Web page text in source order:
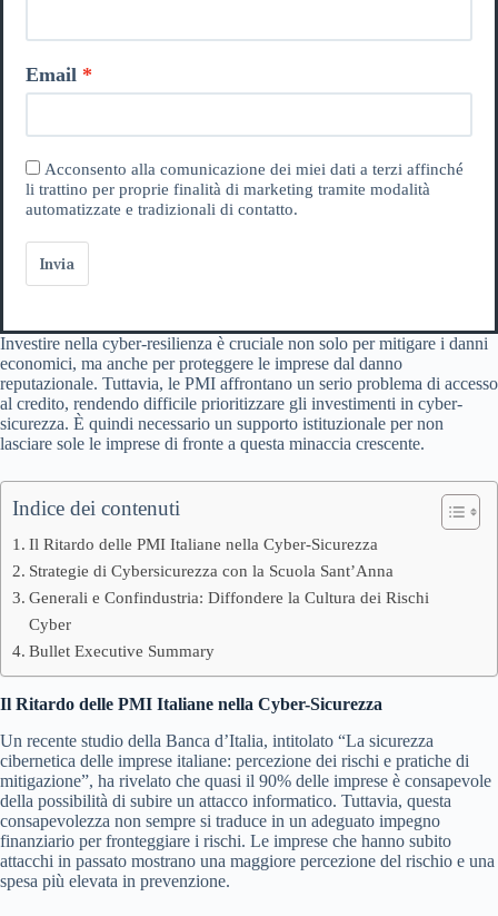
Email
Acconsento alla comunicazione dei miei dati a terzi affinché
li trattino per proprie finalità di marketing tramite modalità
automatizzate e tradizionali di contatto.
Invia
Investire nella cyber-resilienza è cruciale non solo per mitigare i danni
economici, ma anche per proteggere le imprese dal danno
reputazionale. Tuttavia, le PMI affrontano un serio problema di accesso
al credito, rendendo difficile prioritizzare gli investimenti in cyber-
sicurezza. È quindi necessario un supporto istituzionale per non
lasciare sole le imprese di fronte a questa minaccia crescente.
Indice dei contenuti
Il Ritardo delle PMI Italiane nella Cyber-Sicurezza
Strategie di Cybersicurezza con la Scuola Sant’Anna
Generali e Confindustria: Diffondere la Cultura dei Rischi
Cyber
Bullet Executive Summary
Il Ritardo delle PMI Italiane nella Cyber-Sicurezza
Un recente studio della Banca d’Italia, intitolato “La sicurezza
cibernetica delle imprese italiane: percezione dei rischi e pratiche di
mitigazione”, ha rivelato che quasi il 90% delle imprese è consapevole
della possibilità di subire un attacco informatico. Tuttavia, questa
consapevolezza non sempre si traduce in un adeguato impegno
finanziario per fronteggiare i rischi. Le imprese che hanno subito
attacchi in passato mostrano una maggiore percezione del rischio e una
spesa più elevata in prevenzione.